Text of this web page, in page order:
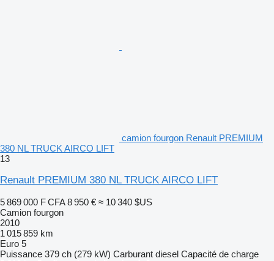
camion fourgon Renault PREMIUM
380 NL TRUCK AIRCO LIFT
13
Renault PREMIUM 380 NL TRUCK AIRCO LIFT
5 869 000 F CFA 8 950 € ≈ 10 340 $US
Camion fourgon
2010
1 015 859 km
Euro 5
Puissance 379 ch (279 kW) Carburant diesel Capacité de charge